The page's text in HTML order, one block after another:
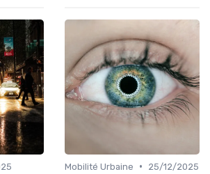
Mobilité Urbaine •
25/12/2025